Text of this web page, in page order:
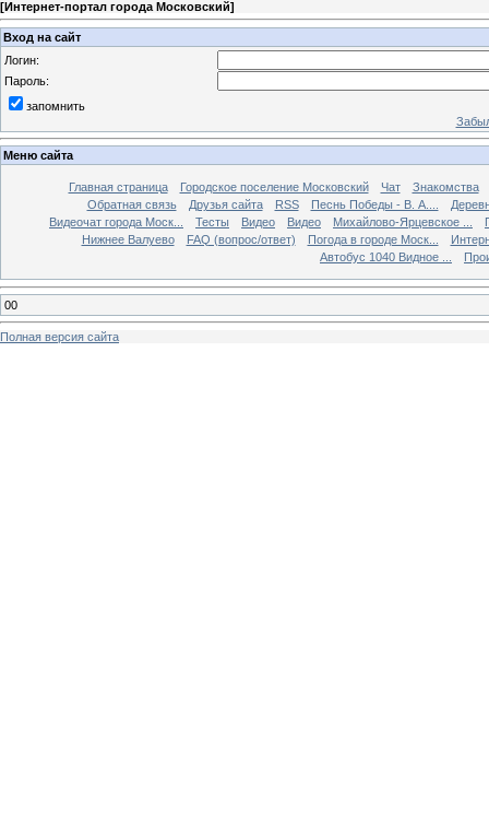
[Интернет-портал города Московский]
Вход на сайт
Логин:
Пароль:
запомнить
Меню сайта
Главная страница Городское поселение Московский Чат
Знакомства
Обратная связь
Друзья сайта RSS Песнь Победы - В. А....
Видеочат города Моск...
Тесты Видео Видео Михайлово-Ярцевское ...
Нижнее Валуево
FAQ (вопрос/ответ) Погода в городе Моск...
Автобус 1040 Видное ...
00
Полная версия сайта